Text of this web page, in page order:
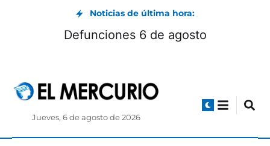
Noticias de última hora:
Defunciones 6 de agosto
Jueves, 6 de agosto de 2026